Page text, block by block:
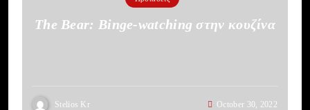
The Bear: Binge-watching στην κουζίνα
Stelios Kr October 30, 2022